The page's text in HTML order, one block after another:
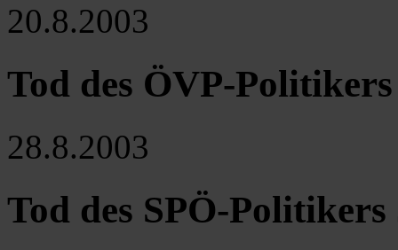
20.8.2003
Tod des ÖVP-
28.8.2003
Tod des SPÖ-Politikers